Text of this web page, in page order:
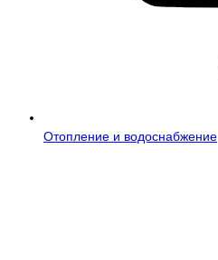
Отопление и водоснабжение